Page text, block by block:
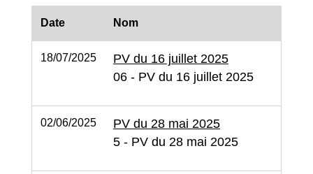
Date Nom
18/07/2025
PV du 16 juillet 2025
06 - PV du 16 juillet 2025
02/06/2025
PV du 28 mai 2025
5 - PV du 28 mai 2025